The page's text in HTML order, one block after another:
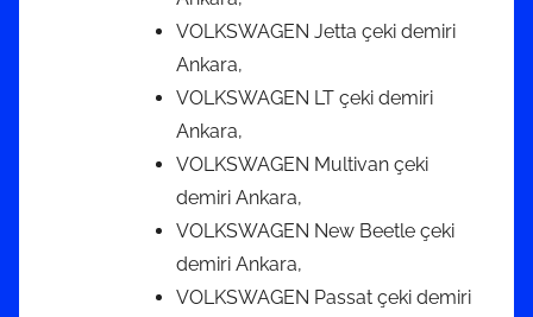
VOLKSWAGEN Jetta çeki demiri
Ankara,
VOLKSWAGEN LT çeki demiri
Ankara,
VOLKSWAGEN Multivan çeki
demiri Ankara,
VOLKSWAGEN New Beetle çeki
demiri Ankara,
VOLKSWAGEN Passat çeki demiri